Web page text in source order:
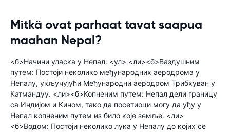
Mitkä ovat parhaat tavat saapua
maahan Nepal?
<б>Начини уласка у Непал: <ул> <ли><б>Ваздушним
путем: Постоји неколико међународних аеродрома у
Непалу, укључујући Међународни аеродром Трибхуван у
Катмандуу. <ли><б>Копненим путем: Непал дели границу
са Индијом и Кином, тако да посетиоци могу да уђу у
Непал копненим путем из било које земље. <ли>
<б>Водом: Постоји неколико лука у Непалу до којих се